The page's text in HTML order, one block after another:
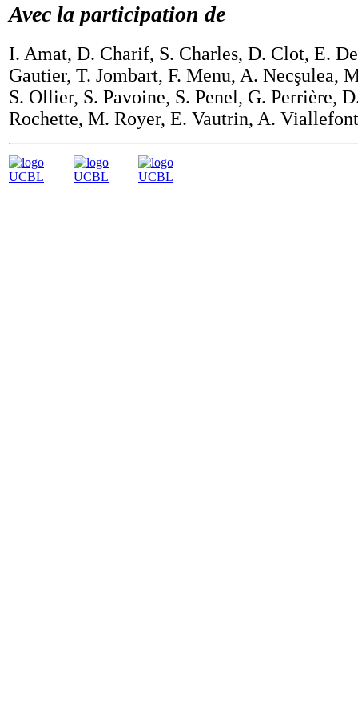
Avec la participation de
I. Amat, D. Charif, S. Charles, D. Clot, E.
Gautier, T. Jombart, F. Menu, A. Necşulea,
S. Ollier, S. Pavoine, S. Penel, G. Perrière,
Rochette, M. Royer, E. Vautrin, A.